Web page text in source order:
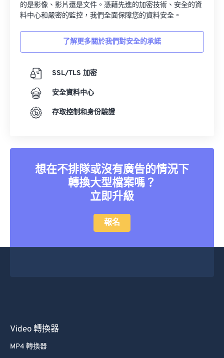
的是影像、影片還是文件。憑藉先進的加密技術、安全的資
料中心和嚴密的監控，我們全面保障您的資料安全。
了解更多關於我們對安全的承諾
SSL/TLS 加密
安全資料中心
存取控制和身份驗證
想在不排隊或沒有廣告的情況下
轉換大型檔案嗎？
立即升級
報名
Video 轉換器
MP4 轉換器